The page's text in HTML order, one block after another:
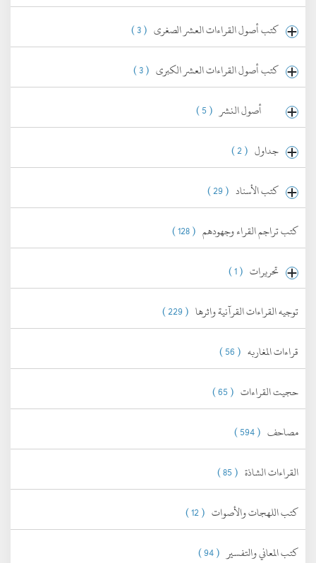
كتب أصول القراءات العشر الصغرى ( 3 )
كتب أصول القراءات العشر الكبرى ( 3 )
أصول النشر ( 5 )
جداول ( 2 )
كتب الأسناد ( 29 )
كتب تراجم القراء وجهودهم ( 128 )
تحريرات ( 1 )
توجيه القراءات القرآنية واثرها ( 229 )
قراءات المغاربه ( 56 )
حجيت القراءات ( 65 )
مصاحف ( 594 )
القراءات الشاذة ( 85 )
كتب اللهجات والأصوات ( 12 )
كتب المعاني والتفسير ( 94 )